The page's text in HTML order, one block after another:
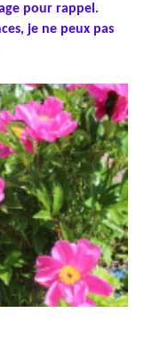
pour rappel.
je ne peux pas